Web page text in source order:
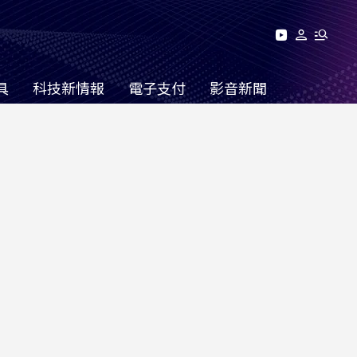
科技新情報 電子支付 影音新聞